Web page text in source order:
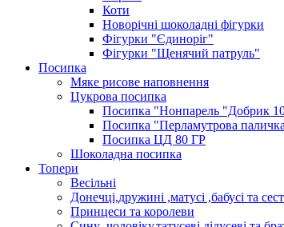
Коти
Новорічні шоколадні фігурки
Фігурки "Єдиноріг"
Фігурки "Щенячий патруль"
Посипка
Мяке рисове наповнення
Цукрова посипка
Посипка "Нонпарель "Добрик
Посипка "Перламутрова
Посипка ЦД 80 ГР
Шоколадна посипка
Топери
Весільні
Донечці,дружині ,матусі ,бабусі та
Принцеси та королеви